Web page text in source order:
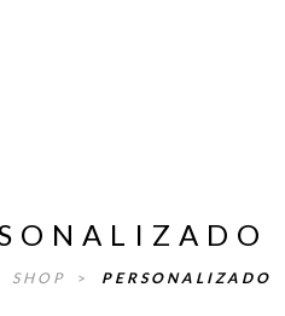
SHOP > PERSONALIZADO